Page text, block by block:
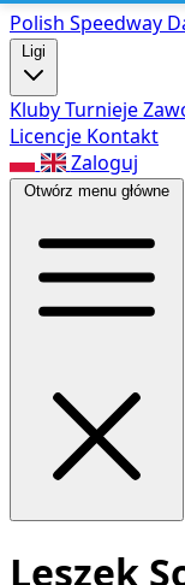
Polish Speedway
Ligi
KlubyTurnieje
Licencje Kontakt
Zaloguj
Otwórz menu główne
Leszek